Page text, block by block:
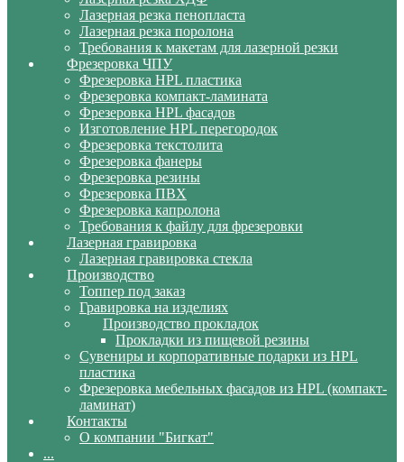
Лазерная резка пенопласта
Лазерная резка поролона
Требования к макетам для лазерной резки
Фрезеровка ЧПУ
Фрезеровка HPL пластика
Фрезеровка компакт-ламината
Фрезеровка HPL фасадов
Изготовление HPL перегородок
Фрезеровка текстолита
Фрезеровка фанеры
Фрезеровка резины
Фрезеровка ПВХ
Фрезеровка капролона
Требования к файлу для фрезеровки
Лазерная гравировка
Лазерная гравировка стекла
Производство
Топпер под заказ
Гравировка на изделиях
Производство прокладок
Прокладки из пищевой резины
Сувениры и корпоративные подарки из HPL
пластика
Фрезеровка мебельных фасадов из HPL (компакт-
ламинат)
Контакты
О компании "Бигкат"
...